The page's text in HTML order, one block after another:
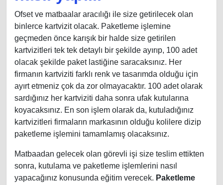
Ofset ve matbaalar aracılığı ile size getirilecek olan
binlerce kartvizit olacak. Paketleme işlemine
geçmeden önce karışık bir halde size getirilen
kartvizitleri tek tek detaylı bir şekilde ayırıp, 100 adet
olacak şekilde paket lastiğine saracaksınız. Her
firmanın kartviziti farklı renk ve tasarımda olduğu için
ayırt etmeniz çok da zor olmayacaktır. 100 adet olarak
sardığınız her kartviziti daha sonra ufak kutularına
koyacaksınız. En son işlem olarak da, kutuladığınız
kartvizitleri firmaların markasının olduğu kolilere dizip
paketleme işlemini tamamlamış olacaksınız.
Matbaadan gelecek olan görevli işi size teslim ettikten
sonra, kutulama ve paketleme işlemlerini nasıl
yapacağınız konusunda eğitim verecek. Paketleme